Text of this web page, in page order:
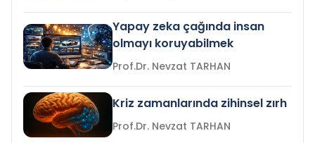
Yapay zeka çağında insan
olmayı koruyabilmek
Prof.Dr. Nevzat TARHAN
Kriz zamanlarında zihinsel zırh
Prof.Dr. Nevzat TARHAN